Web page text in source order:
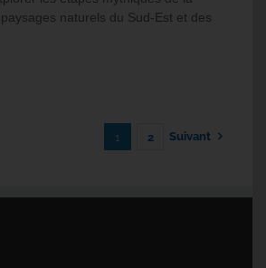
naturels du Sud-Est et des
1 2 Suivant